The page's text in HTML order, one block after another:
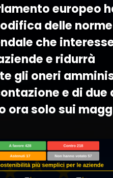
europeo
delle
che
e ridurrà
gli oneri
e di due
ora solo sui